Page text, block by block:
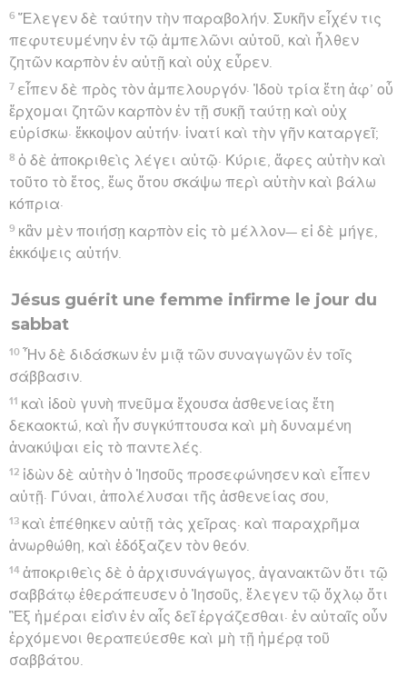
6 Ἔλεγεν δὲ ταύτην τὴν παραβολήν. Συκῆν εἶχέν τις
πεφυτευμένην ἐν τῷ ἀμπελῶνι αὐτοῦ, καὶ ἦλθεν
ζητῶν καρπὸν ἐν αὐτῇ καὶ οὐχ εὗρεν.
7 εἶπεν δὲ πρὸς τὸν ἀμπελουργόν· Ἰδοὺ τρία ἔτη ἀφ’ οὗ
ἔρχομαι ζητῶν καρπὸν ἐν τῇ συκῇ ταύτῃ καὶ οὐχ
εὑρίσκω· ἔκκοψον αὐτήν· ἱνατί καὶ τὴν γῆν καταργεῖ;
8 ὁ δὲ ἀποκριθεὶς λέγει αὐτῷ· Κύριε, ἄφες αὐτὴν καὶ
τοῦτο τὸ ἔτος, ἕως ὅτου σκάψω περὶ αὐτὴν καὶ βάλω
κόπρια·
9 κἂν μὲν ποιήσῃ καρπὸν εἰς τὸ μέλλον— εἰ δὲ μήγε,
ἐκκόψεις αὐτήν.
Jésus guérit une femme infirme le jour du
sabbat
10 Ἦν δὲ διδάσκων ἐν μιᾷ τῶν συναγωγῶν ἐν τοῖς
σάββασιν.
11 καὶ ἰδοὺ γυνὴ πνεῦμα ἔχουσα ἀσθενείας ἔτη
δεκαοκτώ, καὶ ἦν συγκύπτουσα καὶ μὴ δυναμένη
ἀνακύψαι εἰς τὸ παντελές.
12 ἰδὼν δὲ αὐτὴν ὁ Ἰησοῦς προσεφώνησεν καὶ εἶπεν
αὐτῇ· Γύναι, ἀπολέλυσαι τῆς ἀσθενείας σου,
13 καὶ ἐπέθηκεν αὐτῇ τὰς χεῖρας· καὶ παραχρῆμα
ἀνωρθώθη, καὶ ἐδόξαζεν τὸν θεόν.
14 ἀποκριθεὶς δὲ ὁ ἀρχισυνάγωγος, ἀγανακτῶν ὅτι τῷ
σαββάτῳ ἐθεράπευσεν ὁ Ἰησοῦς, ἔλεγεν τῷ ὄχλῳ ὅτι
Ἓξ ἡμέραι εἰσὶν ἐν αἷς δεῖ ἐργάζεσθαι· ἐν αὐταῖς οὖν
ἐρχόμενοι θεραπεύεσθε καὶ μὴ τῇ ἡμέρᾳ τοῦ
σαββάτου.